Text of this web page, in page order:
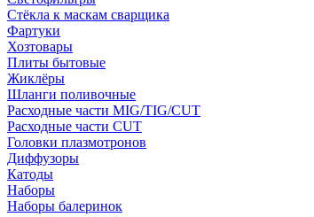
Стёкла к маскам сварщика
Фартуки
Хозтовары
Плиты бытовые
Жиклёры
Шланги поливочные
Расходные части MIG/TIG/CUT
Расходные части CUT
Головки плазмотронов
Диффузоры
Катоды
Наборы
Наборы балеринок